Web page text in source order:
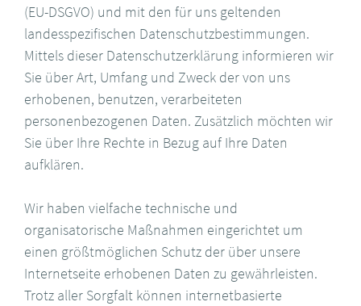
(EU-DSGVO) und mit den für uns geltenden
landesspezifischen Datenschutzbestimmungen.
Mittels dieser Datenschutzerklärung informieren wir
Sie über Art, Umfang und Zweck der von uns
erhobenen, benutzen, verarbeiteten
personenbezogenen Daten. Zusätzlich möchten wir
Sie über Ihre Rechte in Bezug auf Ihre Daten
aufklären.
Wir haben vielfache technische und
organisatorische Maßnahmen eingerichtet um
einen größtmöglichen Schutz der über unsere
Internetseite erhobenen Daten zu gewährleisten.
Trotz aller Sorgfalt können internetbasierte